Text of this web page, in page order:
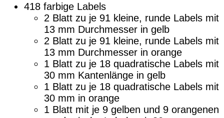
418 farbige Labels
2 Blatt zu je 91 kleine, runde Labels mit
13 mm Durchmesser in gelb
2 Blatt zu je 91 kleine, runde Labels mit
13 mm Durchmesser in orange
1 Blatt zu je 18 quadratische Labels mit
30 mm Kantenlänge in gelb
1 Blatt zu je 18 quadratische Labels mit
30 mm in orange
1 Blatt mit je 9 gelben und 9 orangenen